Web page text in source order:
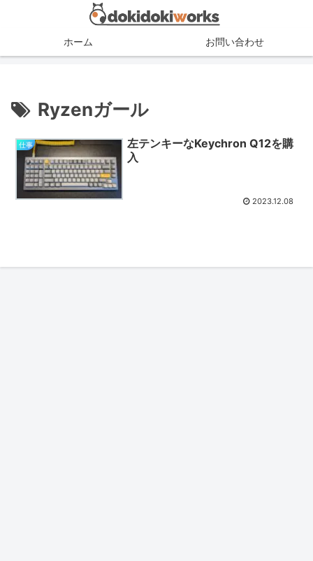
ホーム お問い合わせ
Ryzenガール
仕事
左テンキーなKeychron Q12を購
入
2023.12.08